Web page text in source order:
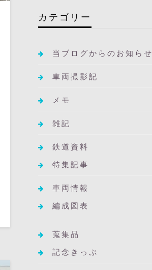
カテゴリー
当ブログからのお知らせ
車両撮影記
メモ
雑記
鉄道資料
特集記事
車両情報
編成図表
蒐集品
記念きっぷ